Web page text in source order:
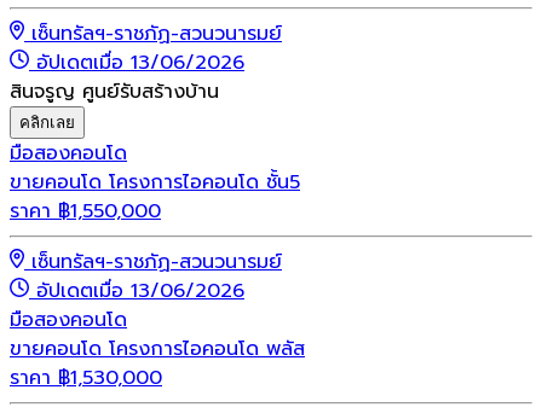
เซ็นทรัลฯ-ราชภัฏ-สวนวนารมย์
อัปเดตเมื่อ 13/06/2026
สินจรูญ ศูนย์รับสร้างบ้าน
คลิกเลย
มือสองคอนโด
ขายคอนโด โครงการไอคอนโด ชั้น5
ราคา ฿1,550,000
เซ็นทรัลฯ-ราชภัฏ-สวนวนารมย์
อัปเดตเมื่อ 13/06/2026
มือสองคอนโด
ขายคอนโด โครงการไอคอนโด พลัส
ราคา ฿1,530,000